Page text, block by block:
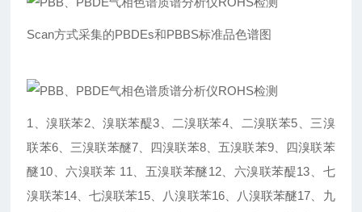
Scan方式采集的PBDEs和PBBS标准品色谱图
1、溴联苯2、溴联苯醍3、二溴联苯4、二溴联苯5、三溴
联苯6、三溴联苯醚7、四溴联苯8、五溴联苯9、四溴联苯
醚10、六溴联苯 11、五溴联苯醚12、六溴联苯醍13、七
溴联苯14、七溴联苯15、八溴联苯16、八溴联苯醚17、九